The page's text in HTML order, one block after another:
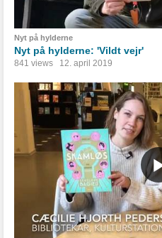
Nyt på hylderne
Nyt på hylderne: 'Vildt vejr'
841 views 12. april 2019